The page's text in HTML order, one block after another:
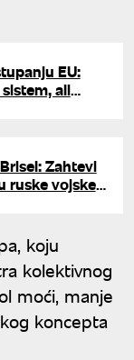
EU:
ali
Zahtevi
ruske vojske
koju
kolektivnog
moći, manje
koncepta